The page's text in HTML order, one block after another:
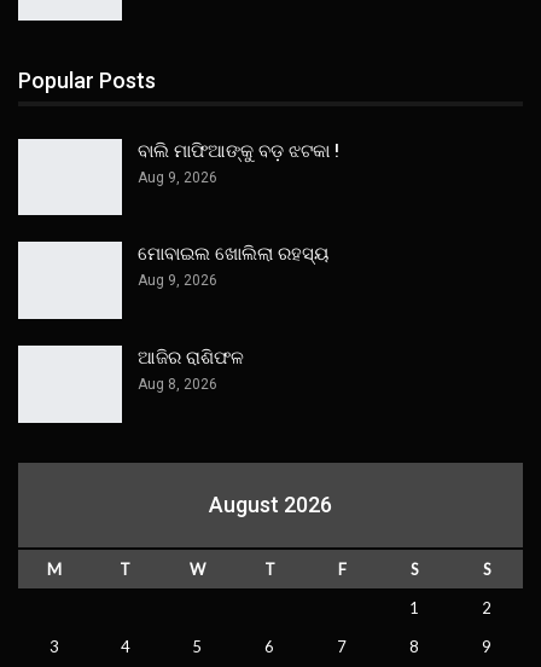
Popular Posts
ବାଲି ମାଫିଆଙ୍କୁ ବଡ଼ ଝଟକା !
Aug 9, 2026
ମୋବାଇଲ ଖୋଲିଲା ରହସ୍ୟ
Aug 9, 2026
ଆଜିର ରାଶିଫଳ
Aug 8, 2026
August 2026
M T W T F S
S
1
2
3
4 5 6 7 8 9